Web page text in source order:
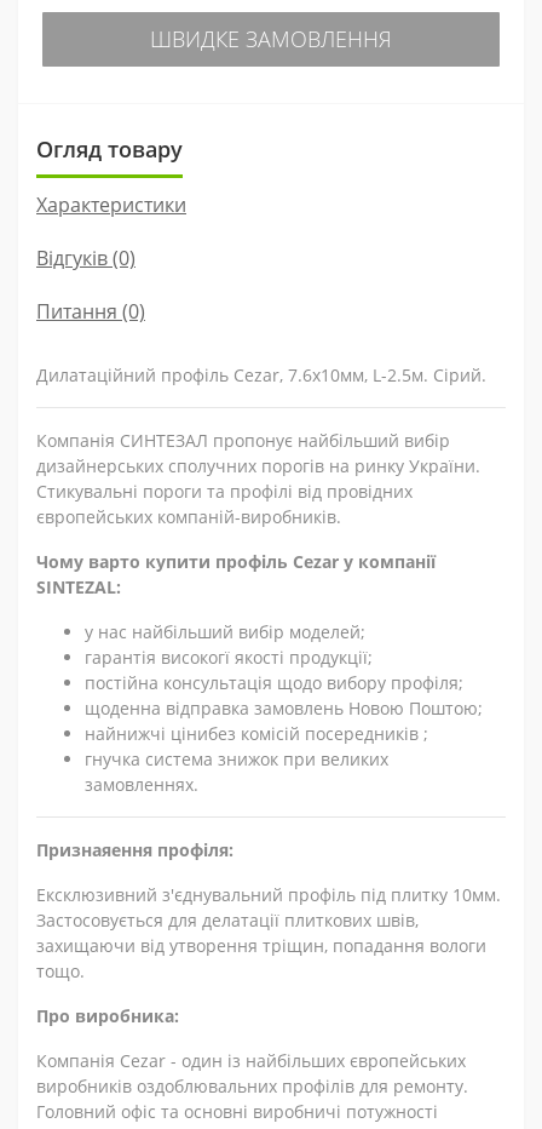
ШВИДКЕ ЗАМОВЛЕННЯ
Огляд товару
Характеристики
Відгуків (0)
Питання (0)
Дилатаційний профіль Cezar, 7.6х10мм, L-2.5м. Сірий.
Компанія СИНТЕЗАЛ пропонує найбільший вибір
дизайнерських сполучних порогів на ринку України.
Стикувальні пороги та профілі від провідних
європейських компаній-виробників.
Чому варто купити профіль Cezar у компанії
SINTEZAL:
у нас найбільший вибір моделей;
гарантія високогї якості продукції;
постійна консультація щодо вибору профіля;
щоденна відправка замовлень Новою Поштою;
найнижчі цінибез комісій посередників ;
гнучка система знижок при великих
замовленнях.
Признаяення профіля:
Ексклюзивний з'єднувальний профіль під плитку 10мм.
Застосовується для делатації плиткових швів,
захищаючи від утворення тріщин, попадання вологи
тощо.
Про виробника:
Компанія Cezar - один із найбільших європейських
виробників оздоблювальних профілів для ремонту.
Головний офіс та основні виробничі потужності